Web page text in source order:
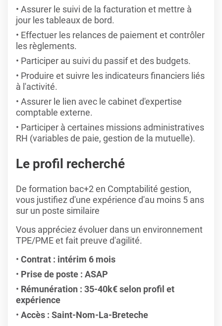
Assurer le suivi de la facturation et mettre à
jour les tableaux de bord.
Effectuer les relances de paiement et contrôler
les règlements.
Participer au suivi du passif et des budgets.
Produire et suivre les indicateurs financiers liés
à l'activité.
Assurer le lien avec le cabinet d'expertise
comptable externe.
Participer à certaines missions administratives
RH (variables de paie, gestion de la mutuelle).
Le profil recherché
De formation bac+2 en Comptabilité gestion,
vous justifiez d'une expérience d'au moins 5 ans
sur un poste similaire
Vous appréciez évoluer dans un environnement
TPE/PME et fait preuve d'agilité.
Contrat : intérim 6 mois
Prise de poste : ASAP
Rémunération : 35-40k€ selon profil et
expérience
Accès : Saint-Nom-La-Breteche